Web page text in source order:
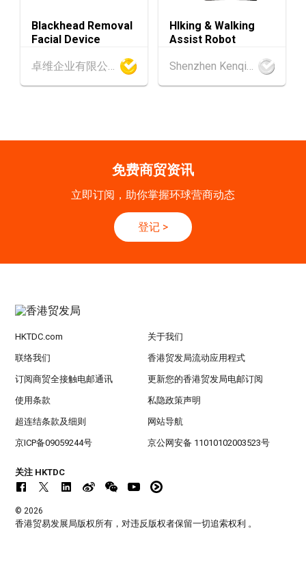
能体自动化 • 智能物流 • 贸易增长新布局
SEP
20.09.2026 - 24.09.2026
运输物流学会国际会议 2026
13.10.2026 - 16.10.2026
国际电子组件及生产技术展 2025 (香港会议展
览中心)
13.10.2026 - 16.10.2026
香港贸发局香港秋季电子产品展 2026 (香港会
Blackhead Removal
Facial Device
卓维企业有限公司
HIking & Walking
Assist Robot
Shenzhen Kenqing Technology Co., Ltd.
免费商贸资讯
立即订阅，助你掌握环球营商动态
登记 >
HKTDC.com 关于我们
联络我们 香港贸发局流动应用程式
订阅商贸全接触电邮通讯 更新您的香港贸发局电邮订阅
使用条款 私隐政策声明
超连结条款及细则 网站导航
京ICP备09059244号 京公网安备 11010102003523号
关注 HKTDC
© 2026
香港贸易发展局版权所有，对违反版权者保留一切追索权利 。